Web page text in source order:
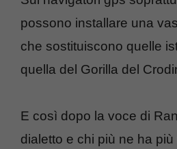
possono installare una
che sostituiscono quelle
quella del Gorilla del
E così dopo la voce di
dialetto e chi più ne ha